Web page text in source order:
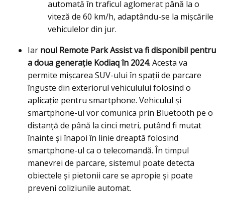
automată în traficul aglomerat până la o
viteză de 60 km/h, adaptându-se la mișcările
vehiculelor din jur.
Iar noul Remote Park Assist va fi disponibil pentru
a doua generație Kodiaq în 2024. Acesta va
permite mişcarea SUV-ului în spații de parcare
înguste din exteriorul vehiculului folosind o
aplicație pentru smartphone. Vehiculul și
smartphone-ul vor comunica prin Bluetooth pe o
distanță de până la cinci metri, putând fi mutat
înainte și înapoi în linie dreaptă folosind
smartphone-ul ca o telecomandă. În timpul
manevrei de parcare, sistemul poate detecta
obiectele și pietonii care se apropie și poate
preveni coliziunile automat.